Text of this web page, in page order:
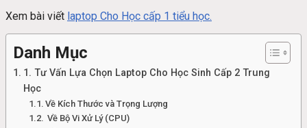
Xem bài viết laptop Cho Học cấp 1 tiểu học.
Danh Mục
1. Tư Vấn Lựa Chọn Laptop Cho Học Sinh Cấp 2 Trung
Học
Về Kích Thước và Trọng Lượng
Về Bộ Vi Xử Lý (CPU)